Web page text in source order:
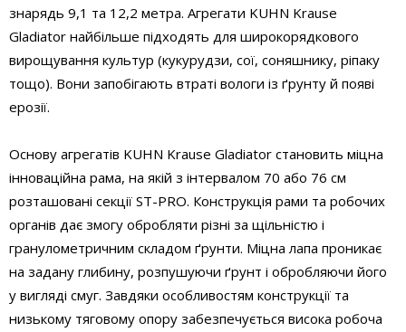
знарядь 9,1 та 12,2 метра. Агрегати KUHN Krause
Gladiator найбільше підходять для широкорядкового
вирощування культур (кукурудзи, сої, соняшнику, ріпаку
тощо). Вони запобігають втраті вологи із ґрунту й появі
ерозії.
Основу агрегатів KUHN Krause Gladiator становить міцна
інноваційна рама, на якій з інтервалом 70 або 76 см
розташовані секції ST-PRO. Конструкція рами та робочих
органів дає змогу обробляти різні за щільністю і
гранулометричним складом ґрунти. Міцна лапа проникає
на задану глибину, розпушуючи ґрунт і обробляючи його
у вигляді смуг. Завдяки особливостям конструкції та
низькому тяговому опору забезпечується висока робоча